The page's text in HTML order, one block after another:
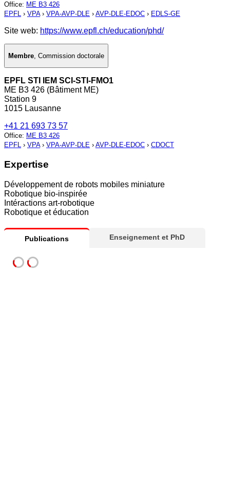
Office: ME B3 426
EPFL › VPA› VPA-AVP-DLE › AVP-DLE-EDOC › EDLS-GE
Site web: https://www.epfl.ch/education/phd/
Membre Commission doctorale
EPFL STI IEM SCI-STI-FMO1
ME B3 426 (Bâtiment ME)
Station 9
1015 Lausanne
+41 21 693 73 57
Office: ME B3 426
EPFL › VPA› VPA-AVP-DLE › AVP-DLE-EDOC › CDOCT
Expertise
Développement de robots mobiles miniature
Robotique bio-inspirée
Intéractions art-robotique
Robotique et éducation
Publications Enseignement et PhD